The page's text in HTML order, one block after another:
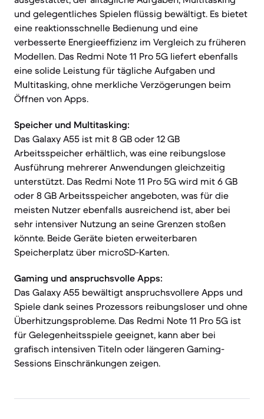
und gelegentliches Spielen flüssig bewältigt. Es bietet
eine reaktionsschnelle Bedienung und eine
verbesserte Energieeffizienz im Vergleich zu früheren
Modellen. Das Redmi Note 11 Pro 5G liefert ebenfalls
eine solide Leistung für tägliche Aufgaben und
Multitasking, ohne merkliche Verzögerungen beim
Öffnen von Apps.
Speicher und Multitasking:
Das Galaxy A55 ist mit 8 GB oder 12 GB
Arbeitsspeicher erhältlich, was eine reibungslose
Ausführung mehrerer Anwendungen gleichzeitig
unterstützt. Das Redmi Note 11 Pro 5G wird mit 6 GB
oder 8 GB Arbeitsspeicher angeboten, was für die
meisten Nutzer ebenfalls ausreichend ist, aber bei
sehr intensiver Nutzung an seine Grenzen stoßen
könnte. Beide Geräte bieten erweiterbaren
Speicherplatz über microSD-Karten.
Gaming und anspruchsvolle Apps:
Das Galaxy A55 bewältigt anspruchsvollere Apps und
Spiele dank seines Prozessors reibungsloser und ohne
Überhitzungsprobleme. Das Redmi Note 11 Pro 5G ist
für Gelegenheitsspiele geeignet, kann aber bei
grafisch intensiven Titeln oder längeren Gaming-
Sessions Einschränkungen zeigen.